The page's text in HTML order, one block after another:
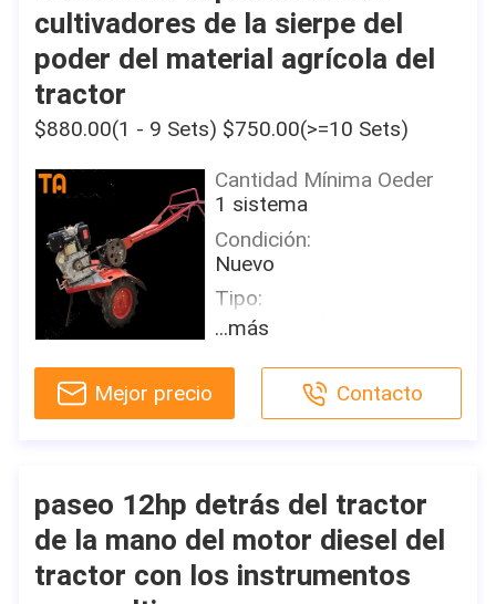
Certificado:
CE
Nombre de la marca:
Lugar de origen:
Garantía:
2 años
Factores de venta
dominantes:
Alta productividad
Tipo del márketing:
Informe de prueba de la
maquinaria:
Proporcionado
Garantía de los
componentes de la base:
2 años
cultivadores de la sierpe del
poder del material agrícola del
tractor
$880.00(1 - 9 Sets) $750.00(>=10 Sets)
Cantidad Mínima Oeder
1 sistema
Condición:
Nuevo
Tipo:
Tractor de la rueda
Poder clasificado (HP):
Tractor de granja
Tipo de impulsión:
Correa
...más
Mejor precio Contacto
paseo 12hp detrás del tractor
de la mano del motor diesel del
tractor con los instrumentos